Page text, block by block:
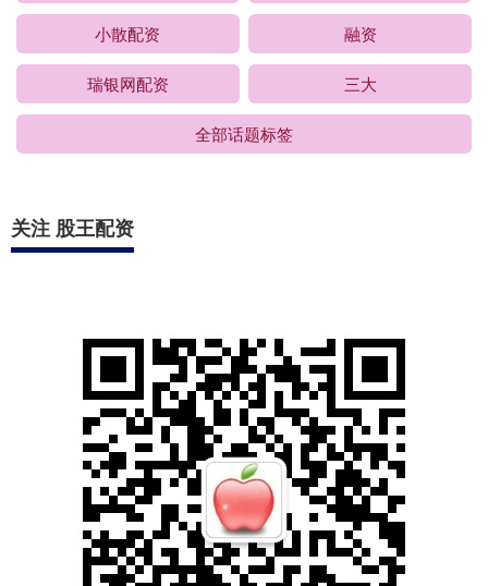
小散配资 融资
瑞银网配资 三大
全部话题标签
关注 股王配资